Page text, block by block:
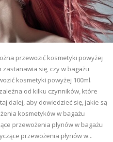
przewozić kosmetyki powyżej
zastanawia się, czy w bagażu
kosmetyki powyżej 100ml.
od kilku czynników, które
dalej, aby dowiedzieć się, jakie są
kosmetyków w bagażu
przewożenia płynów w bagażu
przewożenia płynów w...